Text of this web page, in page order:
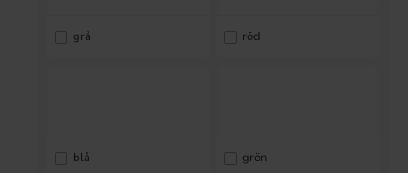
grå röd
blå grön